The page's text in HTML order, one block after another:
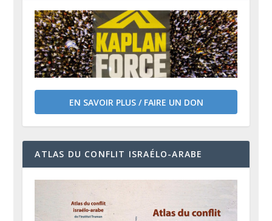
EN SAVOIR PLUS / FAIRE UN DON
ATLAS DU CONFLIT ISRAÉLO-ARABE